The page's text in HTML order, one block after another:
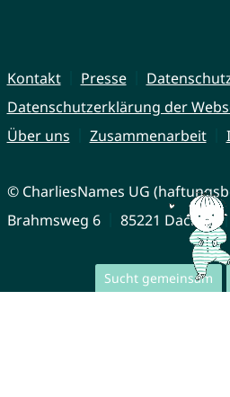
Sucht gemeinsam
Kontakt Presse
Datenschutzerklärung der
Über uns
Zusammenarbeit
© CharliesNames UG
Brahmsweg 6
85221 Dachau